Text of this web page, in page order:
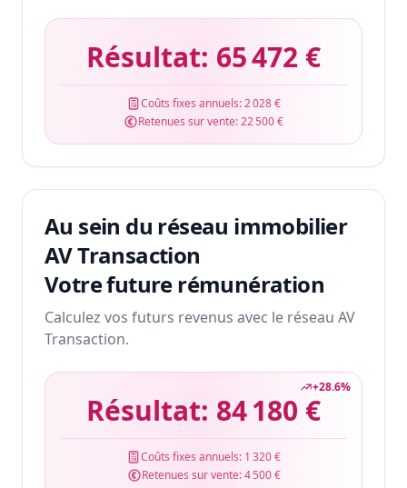
Résultat: 65 472 €
Coûts fixes annuels:2 028 €
Retenues sur vente:22 500 €
Au sein du réseau immobilier
AV Transaction
Votre future rémunération
Calculez vos futurs revenus avec le réseau AV
Transaction.
+28.6%
Résultat: 84 180 €
Coûts fixes annuels: 1 320 €
Retenues sur vente:4 500 €